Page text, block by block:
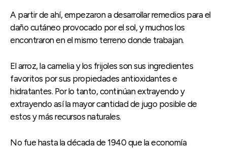
A partir de ahí, empezaron a desarrollar remedios para el
daño cutáneo provocado por el sol, y muchos los
encontraron en el mismo terreno donde trabajan.
El arroz, la camelia y los frijoles son sus ingredientes
favoritos por sus propiedades antioxidantes e
hidratantes. Por lo tanto, continúan extrayendo y
extrayendo así la mayor cantidad de jugo posible de
estos y más recursos naturales.
No fue hasta la década de 1940 que la economía